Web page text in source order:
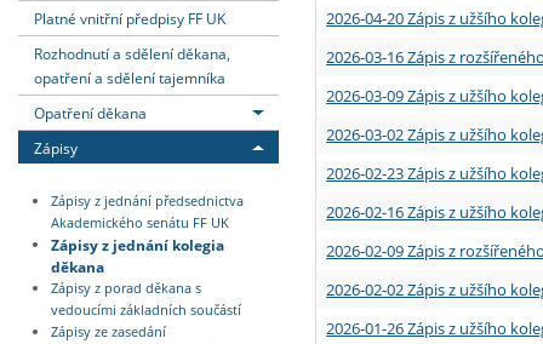
Platné vnitřní předpisy FF UK
Rozhodnutí a sdělení děkana,
opatření a sdělení tajemníka
Opatření děkana
Zápisy
Zápisy z jednání předsednictva
Akademického senátu FF UK
Zápisy z jednání kolegia
děkana
Zápisy z porad děkana s
vedoucími základních součástí
Zápisy ze zasedání
2026-04-20 Zápis z užšího
2026-03-16 Zápis z
2026-03-09 Zápis z užšího
2026-03-02 Zápis z užšího
2026-02-23 Zápis z užšího
2026-02-16 Zápis z užšího
2026-02-09 Zápis z
2026-02-02 Zápis z užšího
2026-01-26 Zápis z užšího